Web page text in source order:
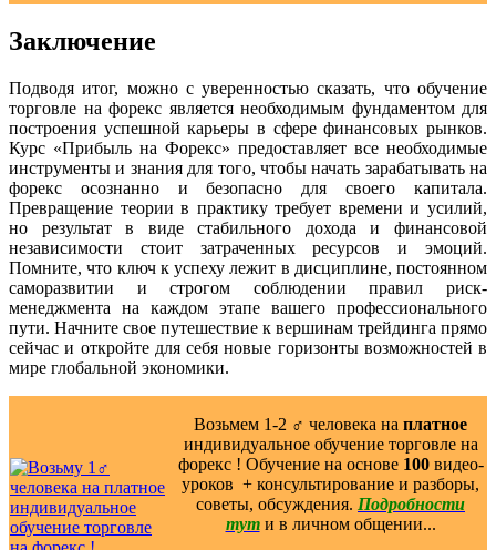
Заключение
Подводя итог, можно с уверенностью сказать, что обучение
торговле на форекс является необходимым фундаментом для
построения успешной карьеры в сфере финансовых рынков.
Курс «Прибыль на Форекс» предоставляет все необходимые
инструменты и знания для того, чтобы начать зарабатывать на
форекс осознанно и безопасно для своего капитала.
Превращение теории в практику требует времени и усилий,
но результат в виде стабильного дохода и финансовой
независимости стоит затраченных ресурсов и эмоций.
Помните, что ключ к успеху лежит в дисциплине, постоянном
саморазвитии и строгом соблюдении правил риск-
менеджмента на каждом этапе вашего профессионального
пути. Начните свое путешествие к вершинам трейдинга прямо
сейчас и откройте для себя новые горизонты возможностей в
мире глобальной экономики.
Возьмем 1-2 ‍♂️ человека на платное
индивидуальное обучение торговле на
форекс ! Обучение на основе 100видео-
уроков ️ + консультирование и разборы,
советы, обсуждения. Подробности
тут и в личном общении...